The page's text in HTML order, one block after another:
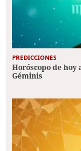
PREDICCIONES
Horóscopo de
Géminis